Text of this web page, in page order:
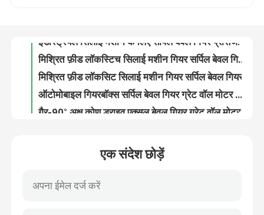
गुणवत्ता नियंत्रण
हमसे संपर्क करें
मिश्रित फ़ीड लॉकसिट सिलाई मशीन गियर सर्पिल बेवल गियर
एक संदेश छोड़ें